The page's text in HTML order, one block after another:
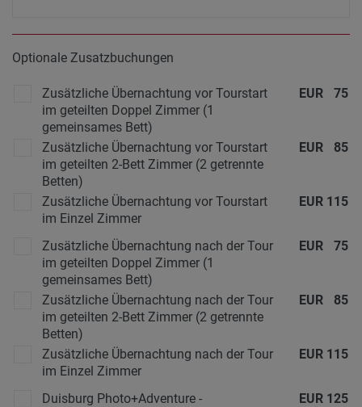
Optionale Zusatzbuchungen
Zusätzliche Übernachtung vor Tourstart
im geteilten Doppel Zimmer (1
gemeinsames Bett)
EUR 75
Zusätzliche Übernachtung vor Tourstart
im geteilten 2-Bett Zimmer (2 getrennte
Betten)
EUR 85
Zusätzliche Übernachtung vor Tourstart
im Einzel Zimmer
EUR 115
Zusätzliche Übernachtung nach der Tour
im geteilten Doppel Zimmer (1
gemeinsames Bett)
EUR 75
Zusätzliche Übernachtung nach der Tour
im geteilten 2-Bett Zimmer (2 getrennte
Betten)
EUR 85
Zusätzliche Übernachtung nach der Tour
im Einzel Zimmer
EUR 115
Duisburg Photo+Adventure -
EUR 125